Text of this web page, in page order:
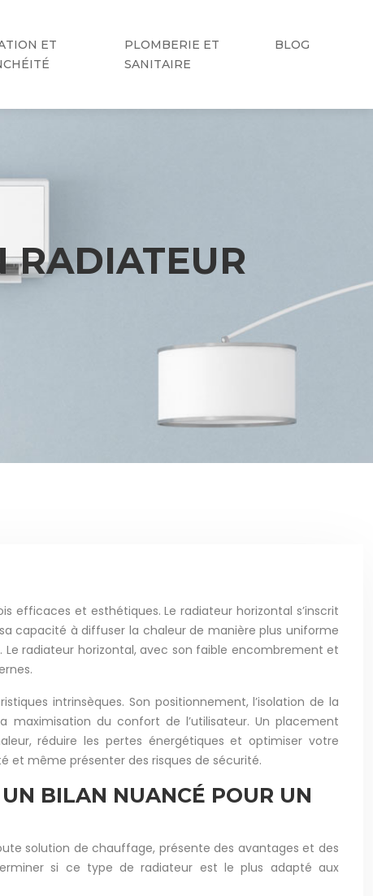
ET
PLOMBERIE ET
SANITAIRE
BLOG
RADIATEUR
efficaces et esthétiques. Le radiateur horizontal s’inscrit
capacité à diffuser la chaleur de manière plus uniforme
radiateur horizontal, avec son faible encombrement et
intrinsèques. Son positionnement, l’isolation de la
du confort de l’utilisateur. Un placement
réduire les pertes énergétiques et optimiser votre
et même présenter des risques de sécurité.
BILAN NUANCÉ POUR UN
solution de chauffage, présente des avantages et des
si ce type de radiateur est le plus adapté aux